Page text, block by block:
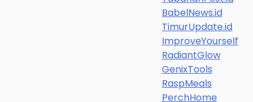
BabelNews.id
TimurUpdate.id
ImproveYourself
RadiantGlow
GenixTools
RaspMeals
PerchHome